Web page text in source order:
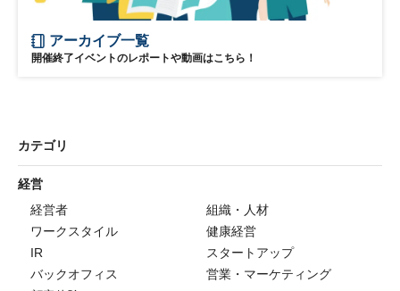
アーカイブ一覧
開催終了イベントのレポートや動画はこちら！
カテゴリ
経営
経営者
組織・人材
ワークスタイル
健康経営
IR
スタートアップ
バックオフィス
営業・マーケティング